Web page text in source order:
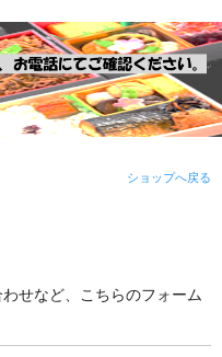
ショップへ戻る
せなど、こちらのフォーム